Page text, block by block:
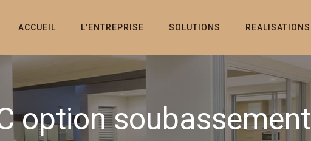
ACCUEIL L’ENTREPRISE SOLUTIONS REALISATIONS
option soubassement